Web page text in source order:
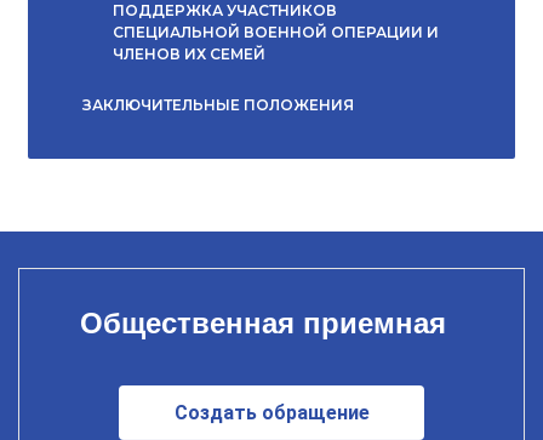
ПОДДЕРЖКА УЧАСТНИКОВ
СПЕЦИАЛЬНОЙ ВОЕННОЙ ОПЕРАЦИИ И
ЧЛЕНОВ ИХ СЕМЕЙ
ЗАКЛЮЧИТЕЛЬНЫЕ ПОЛОЖЕНИЯ
Общественная приемная
Создать обращение